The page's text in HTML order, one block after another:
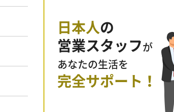
日本人 の
営業スタッフ が
あなたの生活を
完全サポート！